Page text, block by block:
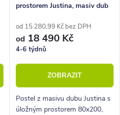
prostorem Justina, masiv dub
od 15 280,99 Kč bez DPH
od 18 490 Kč
4-6 týdnů
ZOBRAZIT
Postel z masivu dubu Justina s
úložným prostorem 80x200,